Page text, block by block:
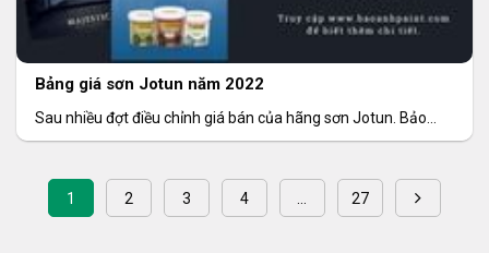
Bảng giá sơn Jotun năm 2022
Sau nhiều đợt điều chỉnh giá bán của hãng sơn Jotun. Bảo
Anh Paint trân
1 2 3 4 27